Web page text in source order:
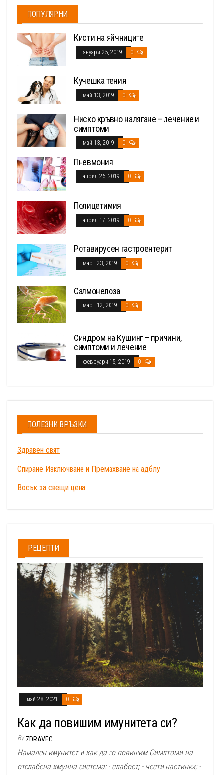
ПОПУЛЯРНИ
Кисти на яйчниците
януари 25, 2019 0
Кучешка тения
май 13, 2019 0
Ниско кръвно налягане – лечение и
симптоми
май 13, 2019 0
Пневмония
април 26, 2019 0
Полицетимия
април 17, 2019 0
Ротавирусен гастроентерит
март 23, 2019 0
Салмонелоза
март 12, 2019 0
Синдром на Кушинг – причини,
симптоми и лечение
февруари 15, 2019 0
ПОЛЕЗНИ ВРЪЗКИ
Здравен свят
Спиране Изключване и Премахване на адблу
Восък за свещи цена
РЕЦЕПТИ
май 28, 2021 0
Как да повишим имунитета си?
By ZDRAVEC
Намален имунитет и как да го повишим Симптоми на
отслабена имунна система: - слабост; - чести настинки; -